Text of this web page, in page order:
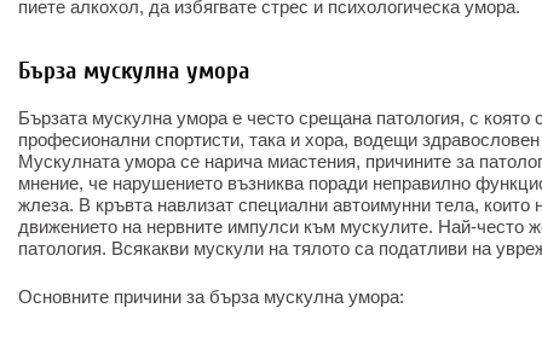
пиете алкохол, да избягвате стрес и психологическа умора.
Бърза мускулна умора
Бързата мускулна умора е често срещана патология, с която
професионални спортисти, така и хора, водещи
Мускулната умора се нарича миастения, причините за
мнение, че нарушението възниква поради неправилно
жлеза. В кръвта навлизат специални автоимунни тела, които
движението на нервните импулси към мускулите. Най-често
патология. Всякакви мускули на тялото са податливи на
Основните причини за бърза мускулна умора: